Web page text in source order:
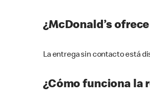
¿McDonald’s
La entrega sin contacto está
¿Cómo funciona la